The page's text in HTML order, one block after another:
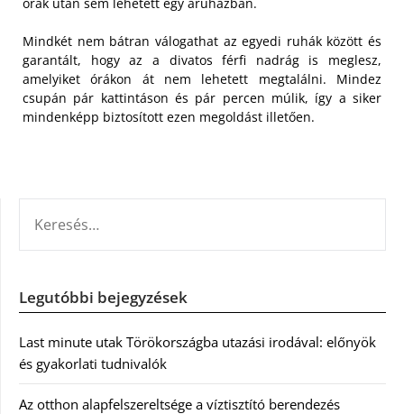
Mindkét nem bátran válogathat az egyedi ruhák között és
garantált, hogy az a divatos férfi nadrág is meglesz,
amelyiket órákon át nem lehetett megtalálni. Mindez
csupán pár kattintáson és pár percen múlik, így a siker
mindenképp biztosított ezen megoldást illetően.
Legutóbbi bejegyzések
Last minute utak Törökországba utazási irodával: előnyök
és gyakorlati tudnivalók
Az otthon alapfelszereltsége a víztisztító berendezés